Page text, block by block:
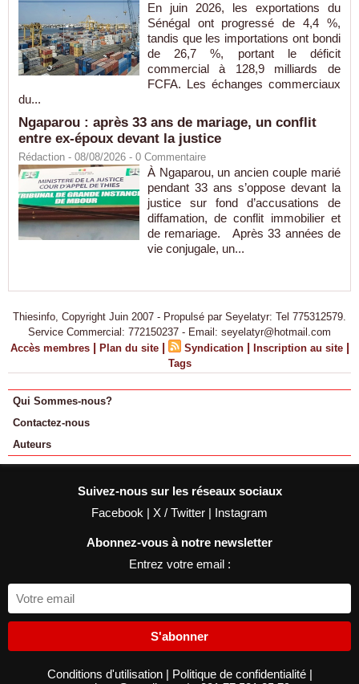
En juin 2026, les exportations du
Sénégal ont progressé de 4,4 %,
tandis que les importations ont bondi
de 26,7 %, portant le déficit
commercial à 128,9 milliards de
FCFA. Les échanges commerciaux
du...
Ngaparou : après 33 ans de mariage, un conflit
entre ex-époux devant la justice
Rédaction - 08/08/2026 - 0 Commentaire
À Ngaparou, un ancien couple marié
pendant 33 ans s’oppose devant la
justice sur fond d’accusations de
diffamation, de conflit immobilier et
de remariage. Après 33 années de
vie conjugale, un...
Thiesinfo, Copyright Juin 2007 - Propulsé par Seyelatyr: Tel 775312579.
Service Commercial: 772150237 - Email: seyelatyr@hotmail.com
Accès membres | Plan du site | Syndication | Inscription au site |
Tags
Qui Sommes-nous?
Contactez-nous
Auteurs
Suivez-nous sur les réseaux sociaux
Facebook | X / Twitter | Instagram
Abonnez-vous à notre newsletter
Entrez votre email :
S'abonner
Conditions d'utilisation | Politique de confidentialité |